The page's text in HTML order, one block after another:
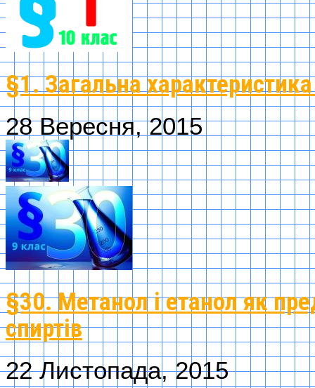
§1. Загальна
28 Вересня, 2015
§30. Метанол і етанол як
спиртів
22 Листопада, 2015